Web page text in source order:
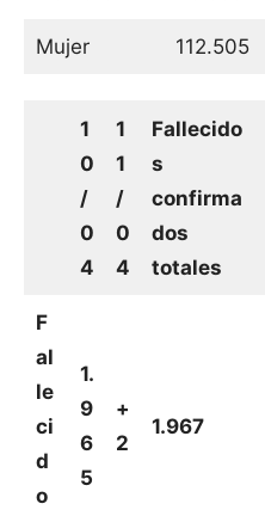
Mujer 112.505
1
0
/
0
4
1
1
/
0
4
Fallecido
s
confirma
dos
totales
F
al
le
ci
d
o
1.
9
6
5
+
2
1.967